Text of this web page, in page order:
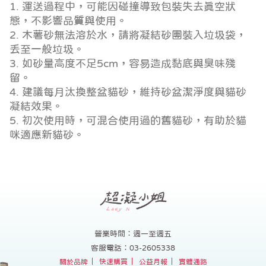
1. 運送過程中，可能因碰撞導致包裝失去真空狀
態，不影響品質與使用。
2. 木薯砂無法溶於水，請將凝結砂團裝入垃圾袋，
丟至一般垃圾。
3. 如砂量高度不足5cm，容易造成黏底與臭味殘
留。
4. 建議每月汰換整盆貓砂，維持砂盆潔淨度與貓砂
凝結效果。
5. 初次使用時，可混合使用過的舊貓砂，有助於貓
咪適應新貓砂。
營業時間：週一至週五
客服電話：03-2605338
關於品牌 快速購買 公益月報 實體通路